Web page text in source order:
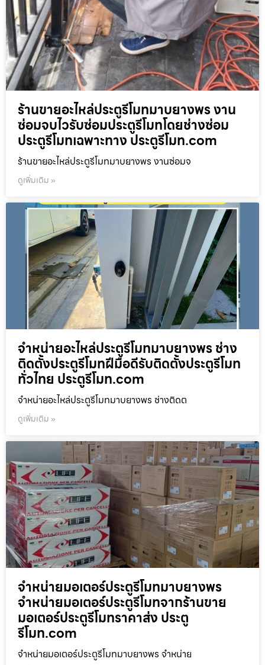
ร้านขายอะไหล่ประตูรีโมทมาบยางพร งาน
ซ่อมจบไวรับซ่อมประตูรีโมทโดยช่างซ่อม
ประตูรีโมทเฉพาะทาง ประตูรีโมท.com
ร้านขายอะไหล่ประตูรีโมทมาบยางพร งานซ่อมจ
ดูเพิ่มเติม »
จำหน่ายอะไหล่ประตูรีโมทมาบยางพร ช่าง
ติดตั้งประตูรีโมทฝีมือดีรับติดตั้งประตูรีโมท
ทั่วไทย ประตูรีโมท.com
จำหน่ายอะไหล่ประตูรีโมทมาบยางพร ช่างติดต
ดูเพิ่มเติม »
จำหน่ายมอเตอร์ประตูรีโมทมาบยางพร
จำหน่ายมอเตอร์ประตูรีโมทจากร้านขาย
มอเตอร์ประตูรีโมทราคาส่ง ประตู
รีโมท.com
จำหน่ายมอเตอร์ประตูรีโมทมาบยางพร จำหน่าย